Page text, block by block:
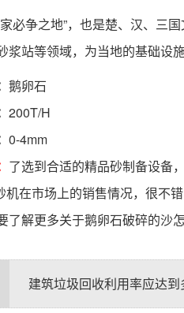
必争之地”，也是楚、汉、三
浆站等领域，为当地的基础设施
鹅卵石
200T/H
0-4mm
了选到合适的精品砂制备设备
机在市场上的销售情况，很不
了解更多关于鹅卵石破碎的沙
建筑垃圾回收利用率应达